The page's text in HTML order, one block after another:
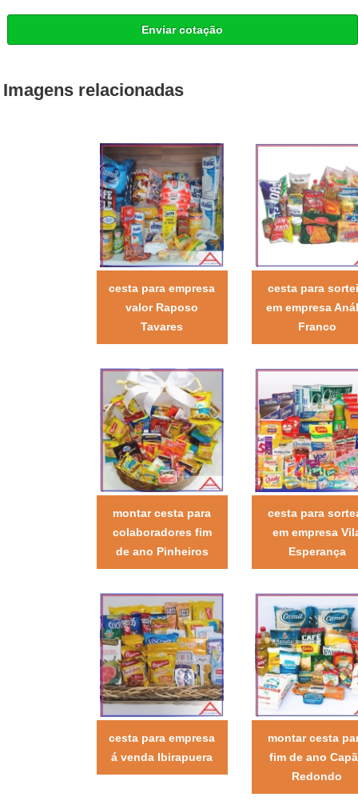
Enviar cotação
Imagens relacionadas
cesta para empresa
valor Raposo
Tavares
cesta para
em empresa
Franco
montar cesta para
colaboradores fim
de ano Pinheiros
cesta para
em empresa
Esperança
cesta para empresa
á venda Ibirapuera
montar cesta
fim de ano
Redondo